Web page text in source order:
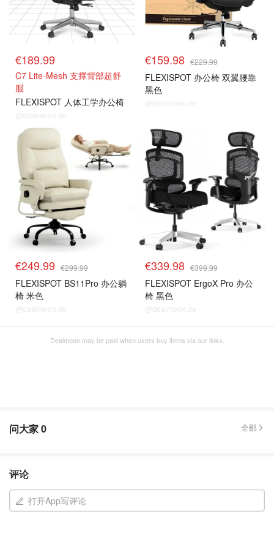
€189.99
C7 Lite-Mesh 支撑背部超舒
服
FLEXISPOT 人体工学办公椅
@dealmoon.de
€159.98 €229.99
FLEXISPOT 办公椅 双翼腰靠
黑色
@dealmoon.de
€249.99 €299.99
FLEXISPOT BS11Pro 办公躺
椅 米色
@dealmoon.de
€339.98 €399.99
FLEXISPOT ErgoX Pro 办公
椅 黑色
@dealmoon.de
Dealmoon may be paid when users buy items via our links.
问大家0 全部
评论
打开App写评论